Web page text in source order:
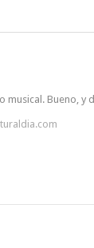
musical. Bueno, y